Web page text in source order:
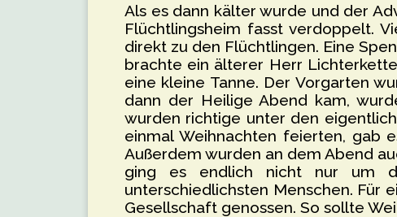
Als es dann kälter wurde und der
Flüchtlingsheim fasst verdoppelt.
direkt zu den Flüchtlingen. Eine
brachte ein älterer Herr
eine kleine Tanne. Der Vorgarten
dann der Heilige Abend kam,
wurden richtige unter den
einmal Weihnachten feierten, gab
Außerdem wurden an dem Abend
ging es endlich nicht nur um
unterschiedlichsten Menschen. Für
Gesellschaft genossen. So sollte